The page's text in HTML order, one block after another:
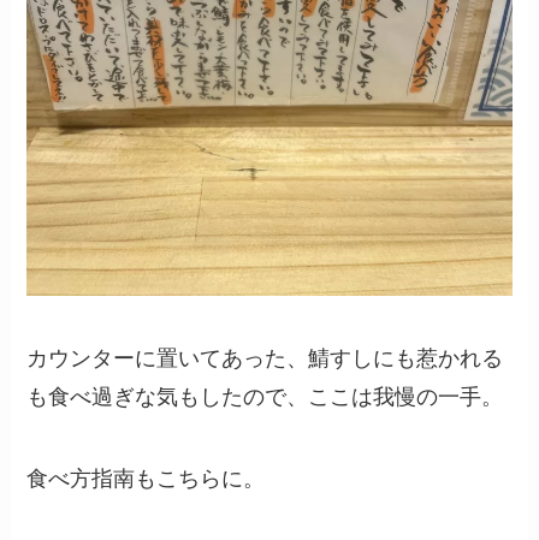
カウンターに置いてあった、鯖すしにも惹かれる
も食べ過ぎな気もしたので、ここは我慢の一手。
食べ方指南もこちらに。